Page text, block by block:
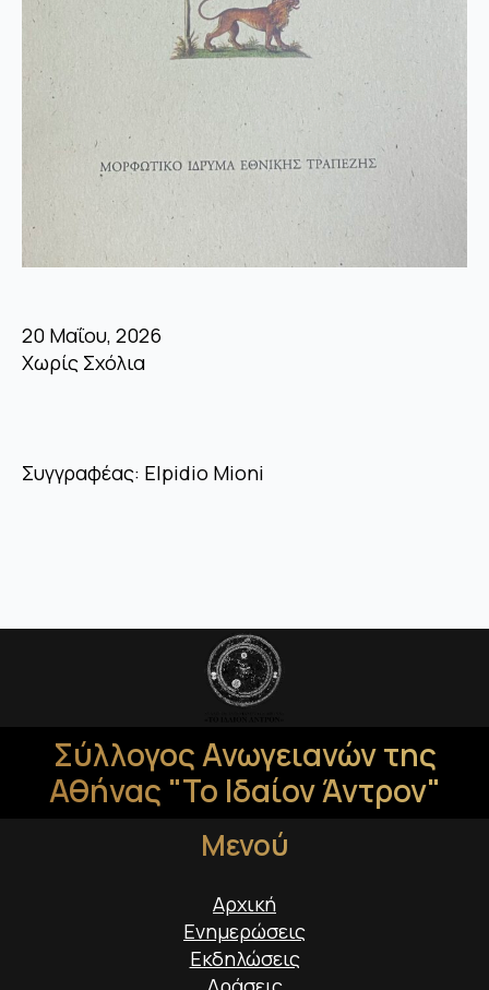
20 Μαΐου, 2026
Χωρίς Σχόλια
Συγγραφέας: Elpidio Mioni
Σύλλογος Ανωγειανών της
Αθήνας "Το Ιδαίον Άντρον"
Μενού
Αρχική
Ενημερώσεις
Εκδηλώσεις